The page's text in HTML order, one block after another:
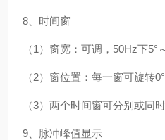
8、时间窗
（1）窗宽：可调，50Hz下5°
（2）窗位置：每一窗可旋转
（3）两个时间窗可分别或同时
9、脉冲峰值显示